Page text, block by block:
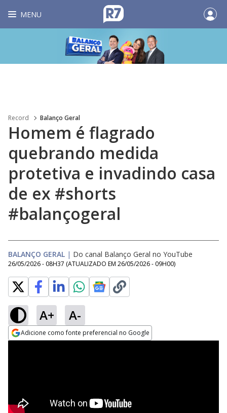
MENU
Record Balanço Geral
Homem é flagrado
quebrando medida
protetiva e invadindo casa
de ex #shorts
#balançogeral
BALANÇO GERAL | Do canal Balanço Geral no YouTube
26/05/2026 - 08H37 (ATUALIZADO EM 26/05/2026 - 09H00)
A+ A-
Adicione como fonte preferencial no Google